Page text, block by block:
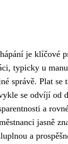
je klíčové
typicky u
správě. Plat
se odvíjí od
a
jasně
a